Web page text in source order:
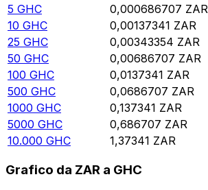
5 GHC 0,000686707 ZAR
10 GHC 0,00137341 ZAR
25 GHC 0,00343354 ZAR
50 GHC 0,00686707 ZAR
100 GHC 0,0137341 ZAR
500 GHC 0,0686707 ZAR
1000 GHC 0,137341 ZAR
5000 GHC 0,686707 ZAR
10.000 GHC 1,37341 ZAR
Grafico da ZAR a GHC